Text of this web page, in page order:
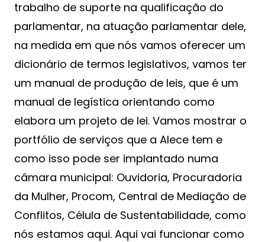
trabalho de suporte na qualificação do
parlamentar, na atuação parlamentar dele,
na medida em que nós vamos oferecer um
dicionário de termos legislativos, vamos ter
um manual de produção de leis, que é um
manual de legística orientando como
elabora um projeto de lei. Vamos mostrar o
portfólio de serviços que a Alece tem e
como isso pode ser implantado numa
câmara municipal: Ouvidoria, Procuradoria
da Mulher, Procom, Central de Mediação de
Conflitos, Célula de Sustentabilidade, como
nós estamos aqui. Aqui vai funcionar como